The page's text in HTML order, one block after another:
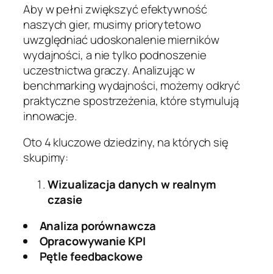
Aby w pełni zwiększyć efektywność
naszych gier, musimy priorytetowo
uwzględniać udoskonalenie mierników
wydajności, a nie tylko podnoszenie
uczestnictwa graczy. Analizując w
benchmarking wydajności, możemy odkryć
praktyczne spostrzeżenia, które stymulują
innowacje.
Oto 4 kluczowe dziedziny, na których się
skupimy:
Wizualizacja danych w realnym
czasie
Analiza porównawcza
Opracowywanie KPI
Pętle feedbackowe